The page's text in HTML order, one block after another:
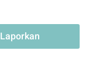
Laporkan